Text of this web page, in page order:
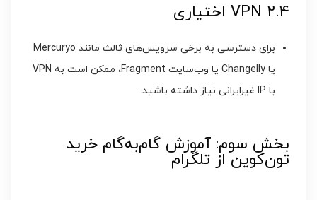
2.4 VPN اختیاری
برای دسترسی به برخی سرویس‌های ثالث مانند Mercuryo
یا Changelly یا وب‌سایت Fragment، ممکن است به VPN
با IP غیرایرانی نیاز داشته باشید.
بخش سوم: آموزش گام‌به‌گام خرید
تون‌کوین از تلگرام